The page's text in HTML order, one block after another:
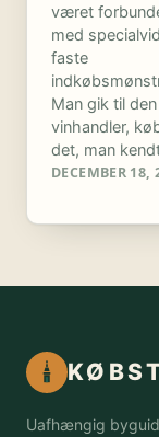
været
med
faste
Man gik til
vinhandler,
det, man
DECEMBER 18,
Uafhængig